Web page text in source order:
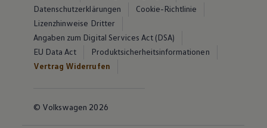
Datenschutzerklärungen
Cookie-Richtlinie
Lizenzhinweise Dritter
Angaben zum Digital Services Act (DSA)
EU Data Act
Produktsicherheitsinformationen
Vertrag Widerrufen
© Volkswagen 2026